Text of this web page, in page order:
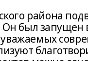
района
Он был запущен